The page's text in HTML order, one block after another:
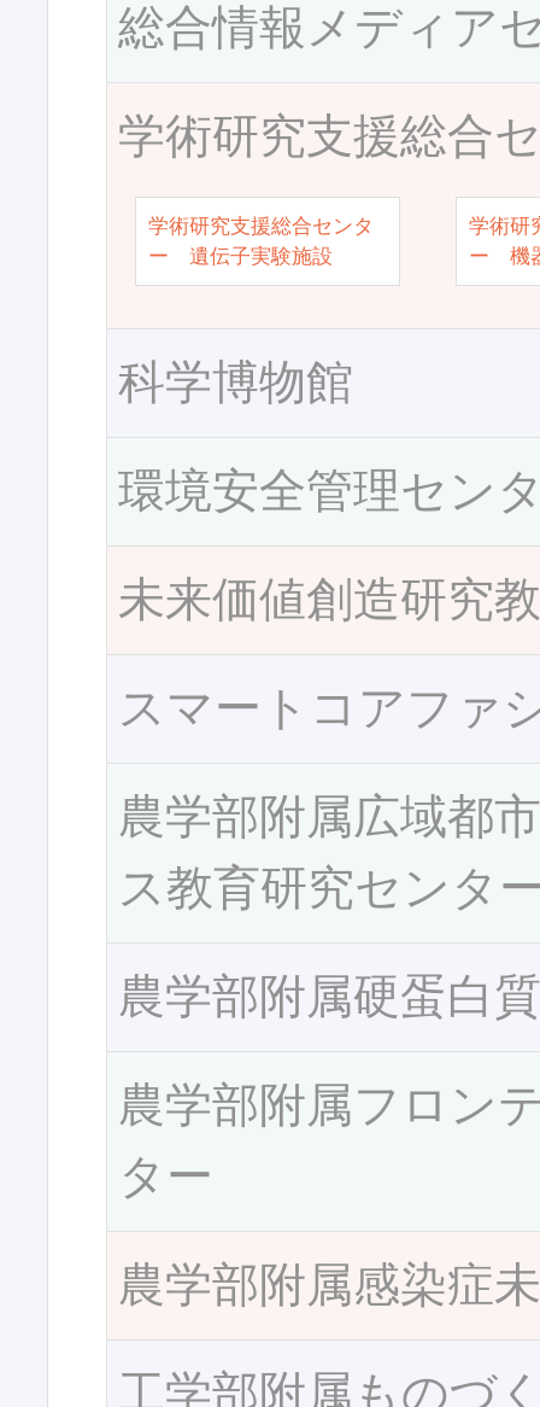
総合情報メディア
学術研究支援総合
学術研究支援総合センタ
ー 遺伝子実験施設
学術研
ー 機
科学博物館
環境安全管理セン
未来価値創造研究
スマートコアファ
農学部附属広域都
ス教育研究センタ
農学部附属硬蛋白
農学部附属フロン
ター
農学部附属感染症
工学部附属ものづ